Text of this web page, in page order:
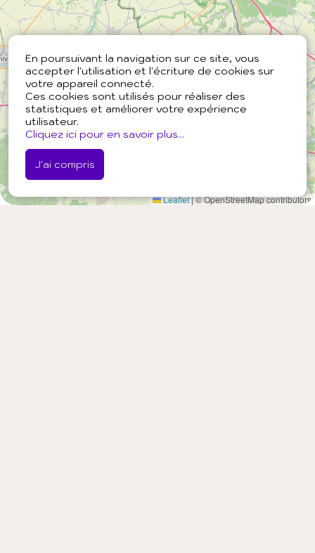
En poursuivant la navigation sur ce site, vous
accepter l'utilisation et l'écriture de cookies sur
votre appareil connecté.
Ces cookies sont utilisés pour réaliser des
statistiques et améliorer votre expérience
utilisateur.
Cliquez ici pour en savoir plus...
J'ai compris
Leaflet|© OpenStreetMap contributors